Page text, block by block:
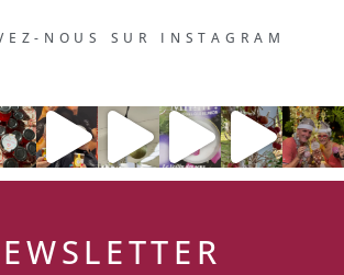
NOUS SUR INSTAGRAM​